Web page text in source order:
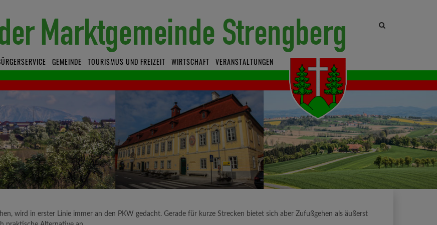
Site
GEMEINDE TOURISMUS UND FREIZEIT WIRTSCHAFT VERANSTALTUNGEN
wird in erster Linie immer an den PKW gedacht. Gerade für kurze Strecken bietet sich aber Zufußgehen als äußerst